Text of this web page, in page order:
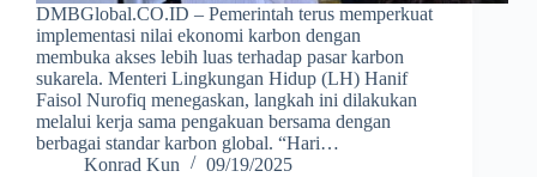
DMBGlobal.CO.ID – Pemerintah terus memperkuat
implementasi nilai ekonomi karbon dengan
membuka akses lebih luas terhadap pasar karbon
sukarela. Menteri Lingkungan Hidup (LH) Hanif
Faisol Nurofiq menegaskan, langkah ini dilakukan
melalui kerja sama pengakuan bersama dengan
berbagai standar karbon global. “Hari…
Konrad Kun
09/19/2025